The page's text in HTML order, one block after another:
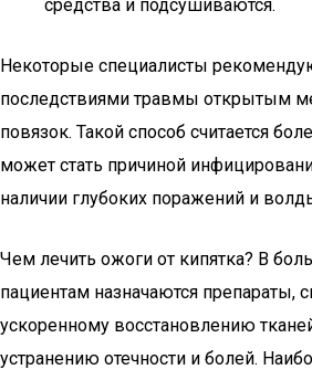
средства и подсушиваются.
Некоторые специалисты
последствиями травмы открытым
повязок. Такой способ считается
может стать причиной
наличии глубоких поражений и
Чем лечить ожоги от кипятка? В
пациентам назначаются препараты,
ускоренному восстановлению
устранению отечности и болей.